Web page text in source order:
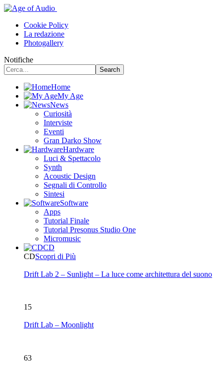
Cookie Policy
La redazione
Photogallery
Notifiche
Home
My Age
News
Curiosità
Interviste
Eventi
Gran Darko Show
Hardware
Luci & Spettacolo
Synth
Acoustic Design
Segnali di Controllo
Sintesi
Software
Apps
Tutorial Finale
Tutorial Presonus Studio One
Micromusic
CD
CDScopri di Più
Drift Lab 2 – Sunlight – La luce come architettura del suono
15
Drift Lab – Moonlight
63